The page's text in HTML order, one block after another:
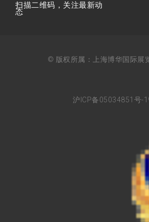
扫描⼆维码，关注最新动
态
© 版权所属：上海博华国际展
沪ICP备05034851号-